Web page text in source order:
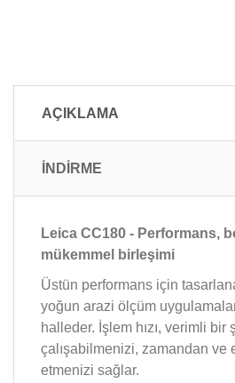
AÇIKLAMA
İNDİRME
Leica CC180 - Performans,
mükemmel birleşimi
Üstün performans için
yoğun arazi ölçüm
halleder. İşlem hızı, verimli bir
çalışabilmenizi, zamandan ve
etmenizi sağlar.